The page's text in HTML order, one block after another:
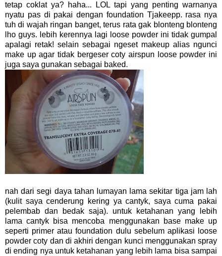
tetap coklat ya? haha... LOL tapi yang penting warnanya
nyatu pas di pakai dengan foundation Tjakeepp. rasa nya
tuh di wajah ringan banget, terus rata gak blonteng blonteng
lho guys. lebih kerennya lagi loose powder ini tidak gumpal
apalagi retak! selain sebagai ngeset makeup alias ngunci
make up agar tidak bergeser coty airspun loose powder ini
juga saya gunakan sebagai baked.
nah dari segi daya tahan lumayan lama sekitar tiga jam lah
(kulit saya cenderung kering ya cantyk, saya cuma pakai
pelembab dan bedak saja). untuk ketahanan yang lebih
lama cantyk bisa mencoba menggunakan base make up
seperti primer atau foundation dulu sebelum aplikasi loose
powder coty dan di akhiri dengan kunci menggunakan spray
di ending nya untuk ketahanan yang lebih lama bisa sampai